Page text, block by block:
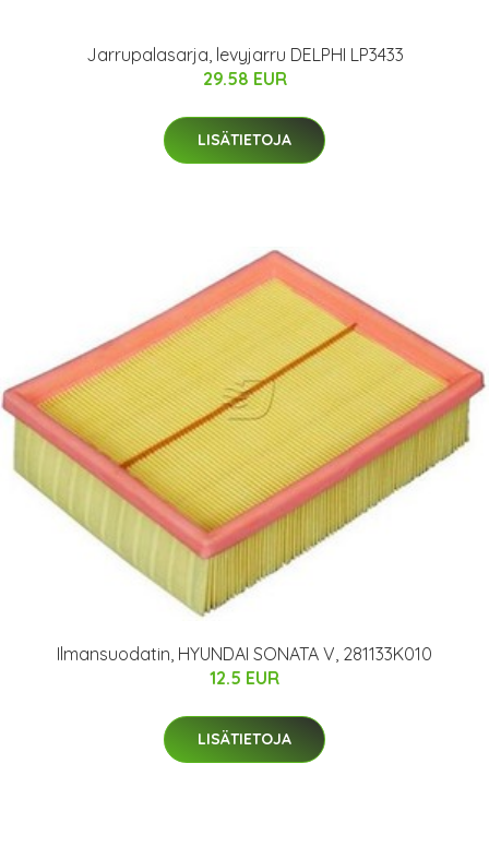
Jarrupalasarja, levyjarru DELPHI LP3433
29.58 EUR
LISÄTIETOJA
Ilmansuodatin, HYUNDAI SONATA V, 281133K010
12.5 EUR
LISÄTIETOJA